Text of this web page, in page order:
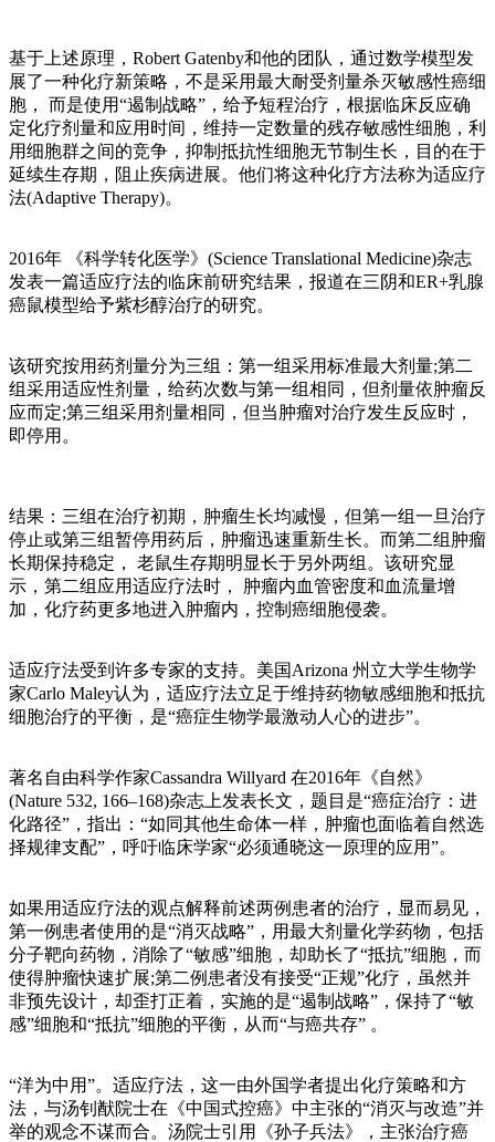
基于上述原理，Robert Gatenby和他的团队，通过数学模型发
展了一种化疗新策略，不是采用最大耐受剂量杀灭敏感性癌细
胞， 而是使用“遏制战略”，给予短程治疗，根据临床反应确
定化疗剂量和应用时间，维持一定数量的残存敏感性细胞，利
用细胞群之间的竞争，抑制抵抗性细胞无节制生长，目的在于
延续生存期，阻止疾病进展。他们将这种化疗方法称为适应疗
法(Adaptive Therapy)。
2016年 《科学转化医学》(Science Translational Medicine)杂志
发表一篇适应疗法的临床前研究结果，报道在三阴和ER+乳腺
癌鼠模型给予紫杉醇治疗的研究。
该研究按用药剂量分为三组：第一组采用标准最大剂量;第二
组采用适应性剂量，给药次数与第一组相同，但剂量依肿瘤反
应而定;第三组采用剂量相同，但当肿瘤对治疗发生反应时，
即停用。
结果：三组在治疗初期，肿瘤生长均减慢，但第一组一旦治疗
停止或第三组暂停用药后，肿瘤迅速重新生长。而第二组肿瘤
长期保持稳定， 老鼠生存期明显长于另外两组。该研究显
示，第二组应用适应疗法时， 肿瘤内血管密度和血流量增
加，化疗药更多地进入肿瘤内，控制癌细胞侵袭。
适应疗法受到许多专家的支持。美国Arizona 州立大学生物学
家Carlo Maley认为，适应疗法立足于维持药物敏感细胞和抵抗
细胞治疗的平衡，是“癌症生物学最激动人心的进步”。
著名自由科学作家Cassandra Willyard 在2016年《自然》
(Nature 532, 166–168)杂志上发表长文，题目是“癌症治疗：进
化路径”，指出：“如同其他生命体一样，肿瘤也面临着自然选
择规律支配”，呼吁临床学家“必须通晓这一原理的应用”。
如果用适应疗法的观点解释前述两例患者的治疗，显而易见，
第一例患者使用的是“消灭战略”，用最大剂量化学药物，包括
分子靶向药物，消除了“敏感”细胞，却助长了“抵抗”细胞，而
使得肿瘤快速扩展;第二例患者没有接受“正规”化疗，虽然并
非预先设计，却歪打正着，实施的是“遏制战略”，保持了“敏
感”细胞和“抵抗”细胞的平衡，从而“与癌共存” 。
“洋为中用”。适应疗法，这一由外国学者提出化疗策略和方
法，与汤钊猷院士在《中国式控癌》中主张的“消灭与改造”并
举的观念不谋而合。汤院士引用《孙子兵法》，主张治疗癌